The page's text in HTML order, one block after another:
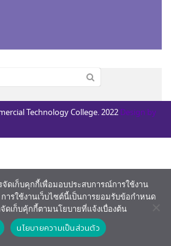
Technology College. 2022 Design by
ดเก็บคุกกี้เพื่อมอบประสบการณ์การใช้งาน
ารใช้งานเว็บไซต์นี้เป็นการยอมรับข้อกำหนด
ดเก็บคุ้กกี้ตามนโยบายที่แจ้งเบื่องต้น
นโยบายความเป็นส่วนตัว